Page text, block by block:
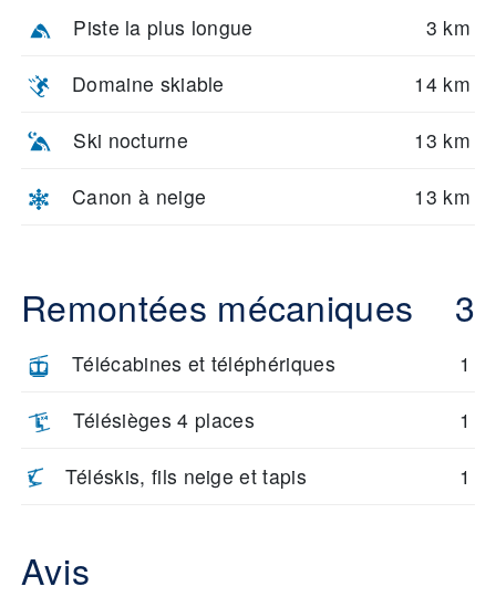
Piste la plus longue 3 km
Domaine skiable 14 km
Ski nocturne 13 km
Canon à neige 13 km
Remontées mécaniques 3
Télécabines et téléphériques 1
Télésièges 4 places 1
Téléskis, fils neige et tapis 1
Avis